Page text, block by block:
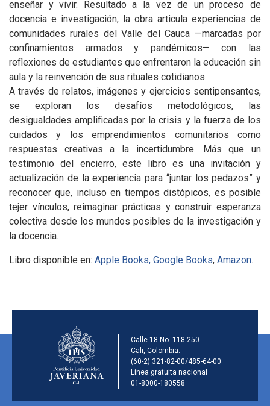
enseñar y vivir. Resultado a la vez de un proceso de
docencia e investigación, la obra articula experiencias de
comunidades rurales del Valle del Cauca —marcadas por
confinamientos armados y pandémicos— con las
reflexiones de estudiantes que enfrentaron la educación sin
aula y la reinvención de sus rituales cotidianos.
A través de relatos, imágenes y ejercicios sentipensantes,
se exploran los desafíos metodológicos, las
desigualdades amplificadas por la crisis y la fuerza de los
cuidados y los emprendimientos comunitarios como
respuestas creativas a la incertidumbre. Más que un
testimonio del encierro, este libro es una invitación y
actualización de la experiencia para “juntar los pedazos” y
reconocer que, incluso en tiempos distópicos, es posible
tejer vínculos, reimaginar prácticas y construir esperanza
colectiva desde los mundos posibles de la investigación y
la docencia.
Libro disponible en: Apple Books, Google Books, Amazon.
Información de la
Calle 18 No. 118-250
Cali, Colombia.
(60-2) 321-82-00/485-64-00
Línea gratuita nacional
01-8000-180558